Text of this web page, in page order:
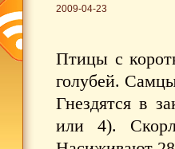
2009-04-23
Птицы с
голубей.
Гнездятся в
или 4).